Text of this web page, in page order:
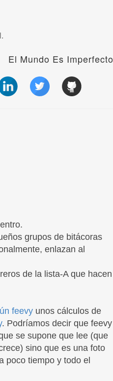
El Mundo Es Imperfecto
grupos de bitácoras
enlazan al
de la lista-A que hacen
feevy unos cálculos de
. Podríamos decir que feevy
se supone que lee (que
sino que es una foto
poco tiempo y todo el